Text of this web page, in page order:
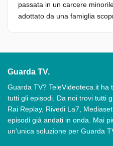
passata in un carcere
adottato da una famiglia
Guarda TV.
Guarda TV? TeleVideoteca.it
tutti gli episodi. Da noi trovi tutti
Rai Replay, Rivedi La7,
episodi già andati in onda. Mai
un'unica soluzione per Guarda